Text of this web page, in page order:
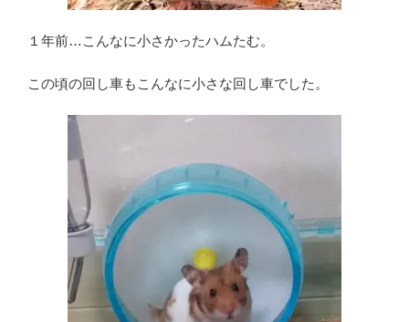
１年前…こんなに小さかったハムたむ。
この頃の回し車もこんなに小さな回し車でした。